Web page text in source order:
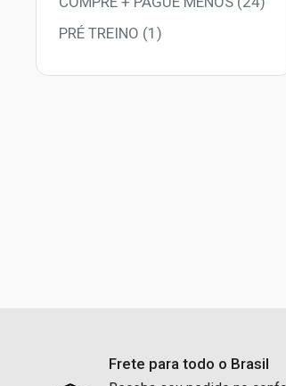
PRÉ TREINO (1)
Frete para todo o Brasil